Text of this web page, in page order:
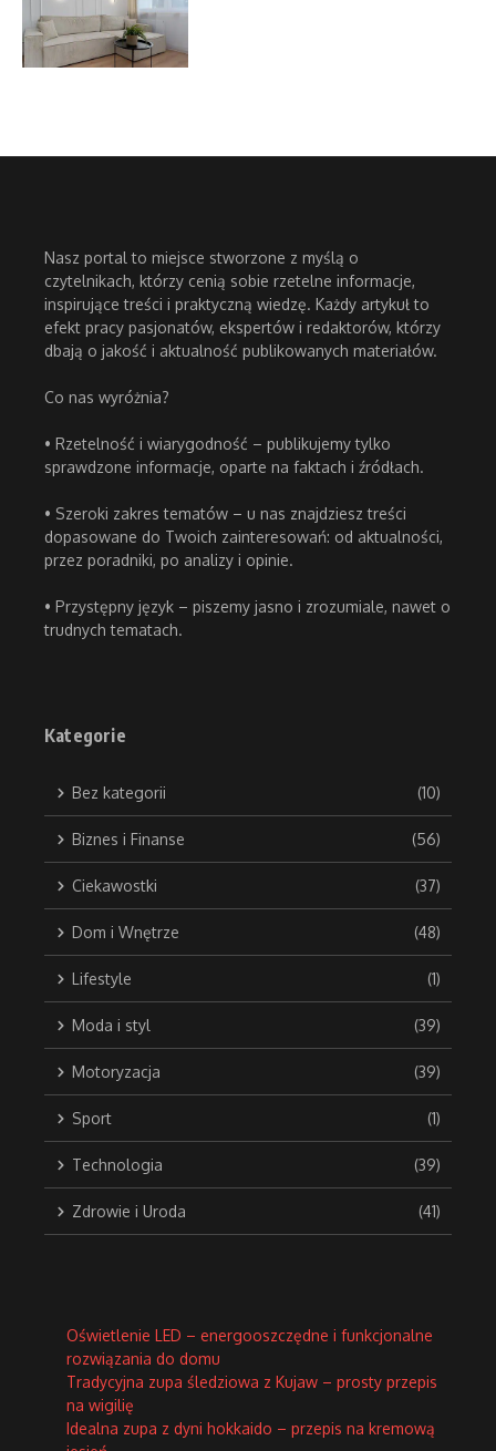
Nasz portal to miejsce stworzone z myślą o
czytelnikach, którzy cenią sobie rzetelne informacje,
inspirujące treści i praktyczną wiedzę. Każdy artykuł to
efekt pracy pasjonatów, ekspertów i redaktorów, którzy
dbają o jakość i aktualność publikowanych materiałów.
Co nas wyróżnia?
• Rzetelność i wiarygodność – publikujemy tylko
sprawdzone informacje, oparte na faktach i źródłach.
• Szeroki zakres tematów – u nas znajdziesz treści
dopasowane do Twoich zainteresowań: od aktualności,
przez poradniki, po analizy i opinie.
• Przystępny język – piszemy jasno i zrozumiale, nawet o
trudnych tematach.
Kategorie
Bez kategorii (10)
Biznes i Finanse (56)
Ciekawostki (37)
Dom i Wnętrze (48)
Lifestyle (1)
Moda i styl (39)
Motoryzacja (39)
Sport (1)
Technologia (39)
Zdrowie i Uroda (41)
Oświetlenie LED – energooszczędne i funkcjonalne
rozwiązania do domu
Tradycyjna zupa śledziowa z Kujaw – prosty przepis
na wigilię
Idealna zupa z dyni hokkaido – przepis na kremową